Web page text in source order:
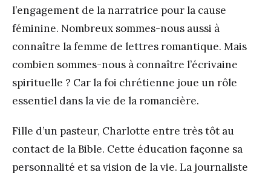
l’engagement de la narratrice pour la cause
féminine. Nombreux sommes-nous aussi à
connaître la femme de lettres romantique. Mais
combien sommes-nous à connaître l’écrivaine
spirituelle ? Car la foi chrétienne joue un rôle
essentiel dans la vie de la romancière.
Fille d’un pasteur, Charlotte entre très tôt au
contact de la Bible. Cette éducation façonne sa
personnalité et sa vision de la vie. La journaliste